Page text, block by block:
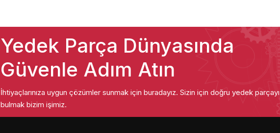
Yedek Parça Dünyasında
Güvenle Adım Atın
İhtiyaçlarınıza uygun çözümler sunmak için buradayız. Sizin için doğru yedek parçayı
bulmak bizim işimiz.